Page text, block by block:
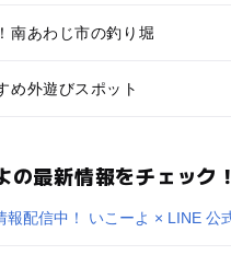
南あわじ市の釣り堀
め外遊びスポット
の最新情報をチェック！